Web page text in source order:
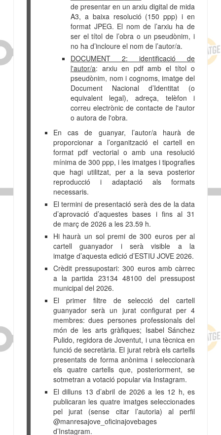
de presentar en un arxiu digital de mida
A3, a baixa resolució (150 ppp) i en
format JPEG. El nom de l’arxiu ha de
ser el títol de l’obra o un pseudònim, i
no ha d’incloure el nom de l’autor/a.
DOCUMENT 2: identificació de
l'autor/a: arxiu en pdf amb el títol o
pseudònim, nom i cognoms, imatge del
Document Nacional d’Identitat (o
equivalent legal), adreça, telèfon i
correu electrònic de contacte de l'autor
o autora de l'obra.
En cas de guanyar, l’autor/a haurà de
proporcionar a l’organització el cartell en
format pdf vectorial o amb una resolució
mínima de 300 ppp, i les imatges i tipografies
que hagi utilitzat, per a la seva posterior
reproducció i adaptació als formats
necessaris.
El termini de presentació serà des de la data
d’aprovació d’aquestes bases i fins al 31
de març de 2026 a les 23.59 h.
Hi haurà un sol premi de 300 euros per al
cartell guanyador i serà visible a la
imatge d’aquesta edició d’ESTIU JOVE 2026.
Crèdit pressupostari: 300 euros amb càrrec
a la partida 23134 48100 del pressupost
municipal del 2026.
El primer filtre de selecció del cartell
guanyador serà un jurat configurat per 4
membres: dues persones professionals del
món de les arts gràfiques; Isabel Sánchez
Pulido, regidora de Joventut, i una tècnica en
funció de secretària. El jurat rebrà els cartells
presentats de forma anònima i seleccionarà
els quatre cartells que, posteriorment, se
sotmetran a votació popular via Instagram.
El dilluns 13 d’abril de 2026 a les 12 h, es
publicaran les quatre imatges seleccionades
pel jurat (sense citar l’autoria) al perfil
@manresajove_oficinajovebages
d’Instagram.